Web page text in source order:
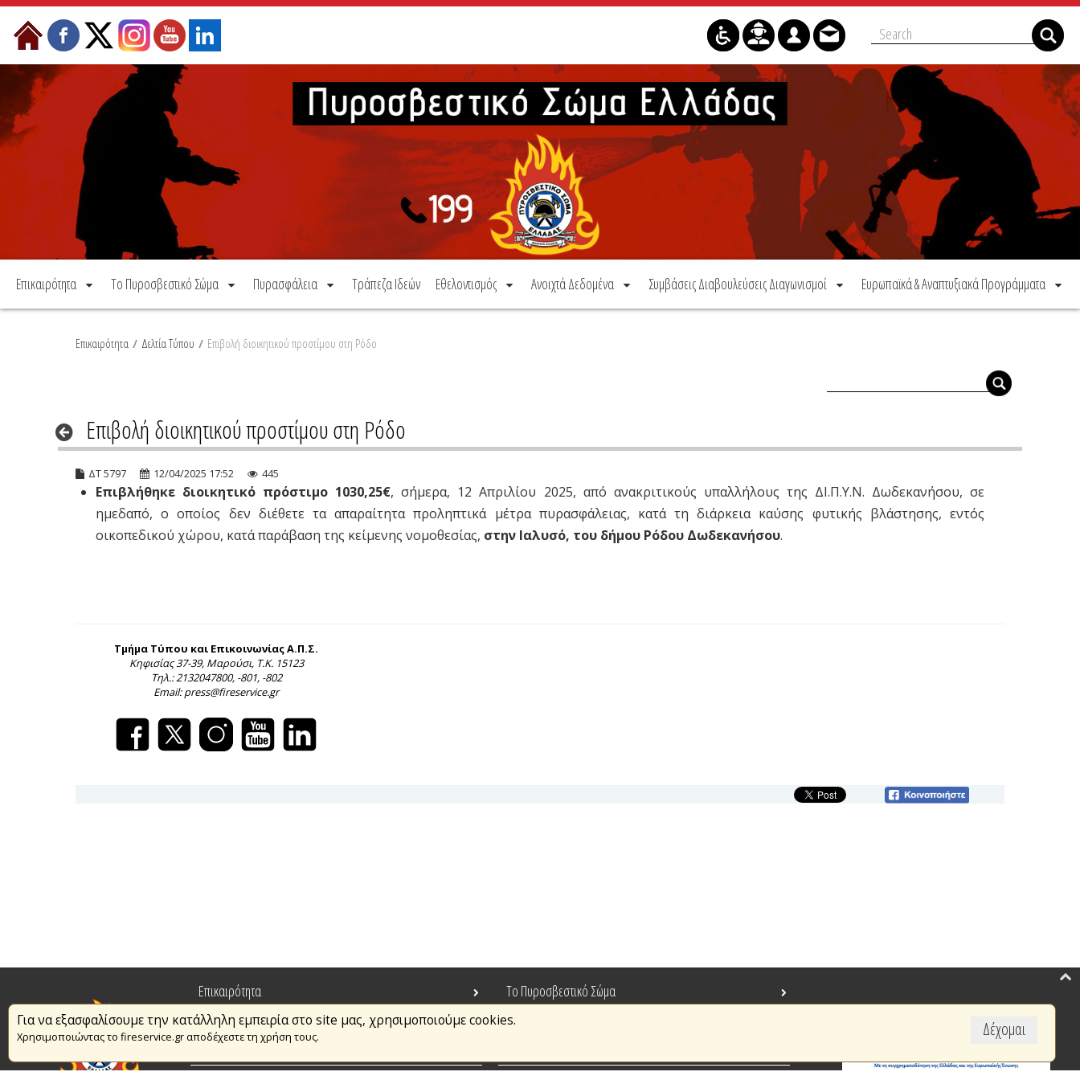
Μετάβαση στο περιεχόμενο
Επικαιρότητα Το Πυροσβεστικό Σώμα Πυρασφάλεια Τράπεζα Ιδεών Εθελοντισμός Ανοιχτά Δεδομένα Συμβάσεις Διαβουλεύσεις Διαγωνισμοί Ευρωπαϊκά & Αναπτυξιακά Προγράμματα
Επικαιρότητα / Δελτία Τύπου / Επιβολή διοικητικού προστίμου στη Ρόδο
Επιβολή διοικητικού προστίμου στη Ρόδο
ΔΤ 5797 12/04/2025 17:52 445
Επιβλήθηκε διοικητικό πρόστιμο 1030,25€, σήμερα, 12 Απριλίου 2025, από ανακριτικούς υπαλλήλους της ΔΙ.Π.Υ.Ν. Δωδεκανήσου, σε
ημεδαπό, ο οποίος δεν διέθετε τα απαραίτητα προληπτικά μέτρα πυρασφάλειας, κατά τη διάρκεια καύσης φυτικής βλάστησης, εντός
οικοπεδικού χώρου, κατά παράβαση της κείμενης νομοθεσίας, στην Ιαλυσό, του δήμου Ρόδου Δωδεκανήσου.
Τμήμα Τύπου και Επικοινωνίας Α.Π.Σ.
Κηφισίας 37-39, Μαρούσι, Τ.Κ. 15123
Τηλ.: 2132047800, -801, -802
Email: press@fireservice.gr
Δέχομαι
Για να εξασφαλίσουμε την κατάλληλη εμπειρία στο site μας, χρησιμοποιούμε cookies.
Χρησιμοποιώντας το fireservice.gr αποδέχεστε τη χρήση τους.
Επικαιρότητα
Το Πυροσβεστικό Σώμα
Πυρασφάλεια
Τράπεζα Ιδεών